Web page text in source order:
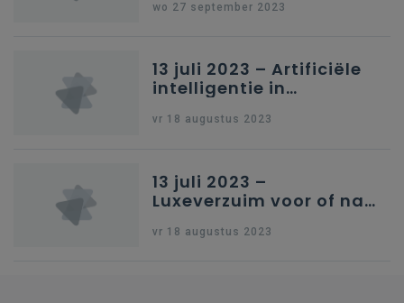
wo 27 september 2023
13 juli 2023 – Artificiële
intelligentie in
vr 18 augustus 2023
13 juli 2023 –
Luxeverzuim voor of na
vr 18 augustus 2023